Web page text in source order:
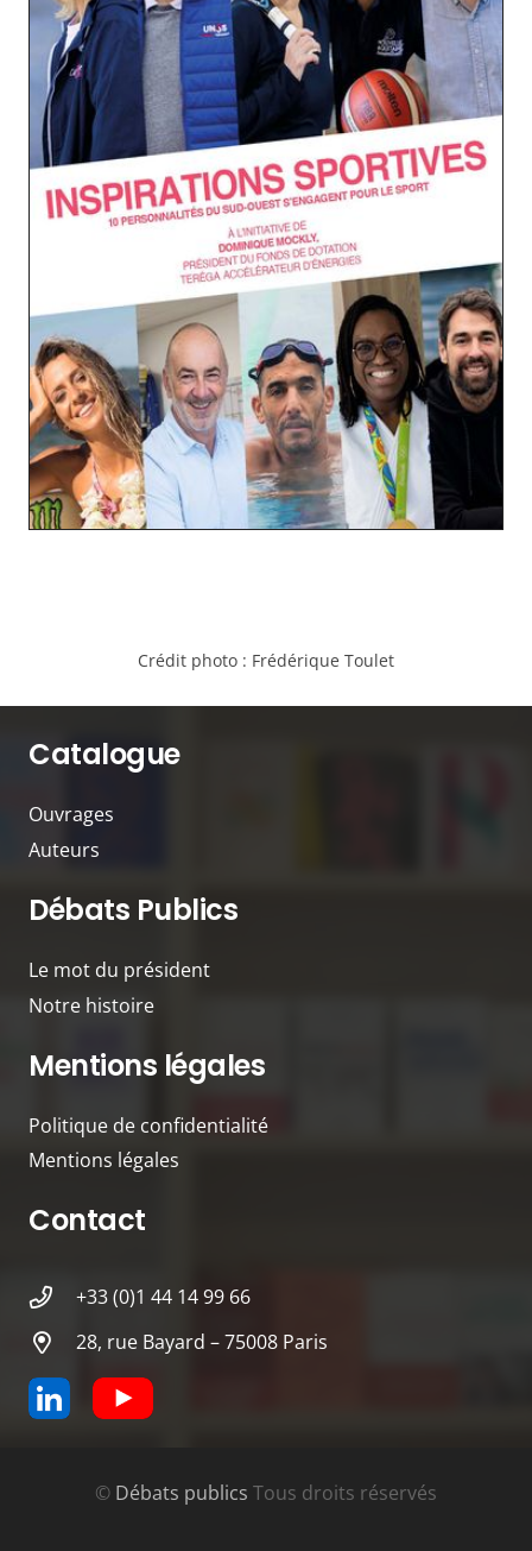
Crédit photo : Frédérique Toulet
Catalogue
Ouvrages
Auteurs
Débats Publics
Le mot du président
Notre histoire
Mentions légales
Politique de confidentialité
Mentions légales
Contact
+33 (0)1 44 14 99 66
28, rue Bayard – 75008 Paris
© Débats publics Tous droits réservés